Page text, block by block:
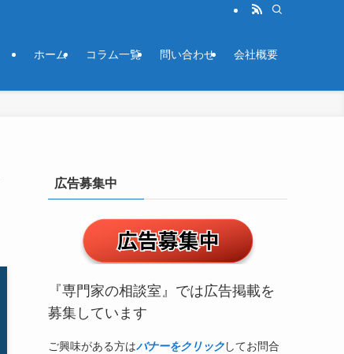
ホーム コラム一覧 問い合わせ 会社概要
広告募集中
『専門家の相談室』では広告掲載を
募集しています
ご興味がある方はバナーをクリックしてお問合